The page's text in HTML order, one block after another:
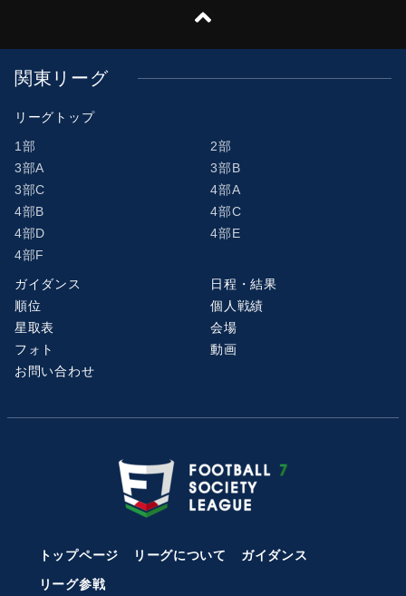
関東リーグ
リーグトップ
1部
2部
3部A
3部B
3部C
4部A
4部B
4部C
4部D
4部E
4部F
ガイダンス
日程・結果
順位
個人戦績
星取表
会場
フォト
動画
お問い合わせ
トップページ リーグについて
ガイダンス
リーグ参戦